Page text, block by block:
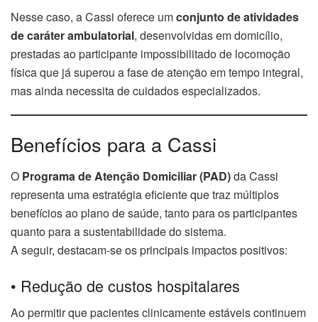
Nesse caso, a Cassi oferece umconjunto de atividades
de caráter ambulatorial, desenvolvidas em domicílio,
prestadas ao participante impossibilitado de locomoção
física que já superou a fase de atenção em tempo integral,
mas ainda necessita de cuidados especializados.
Benefícios para a Cassi
O Programa de Atenção Domiciliar (PAD)da Cassi
representa uma estratégia eficiente que traz múltiplos
benefícios ao plano de saúde, tanto para os participantes
quanto para a sustentabilidade do sistema.
A seguir, destacam-se os principais impactos positivos:
• Redução de custos hospitalares
Ao permitir que pacientes clinicamente estáveis continuem